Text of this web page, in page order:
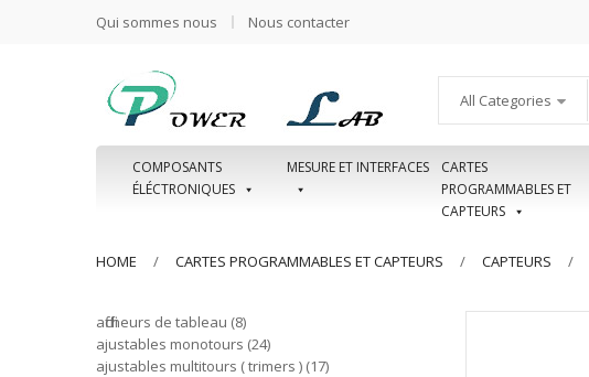
Qui sommes nous Nous contacter
All Categories
COMPOSANTS
ÉLÉCTRONIQUES
MESURE ET INTERFACES
CARTES
PROGRAMMABLES ET
CAPTEURS
HOME CARTES PROGRAMMABLES ET CAPTEURS CAPTEURS
afficheurs de tableau 8
ajustables monotours 24
ajustables multitours ( trimers ) 17